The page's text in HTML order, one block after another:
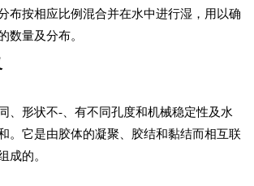
布按相应比例混合并在水中进行湿，用以确
数量及分布。
、形状不-、有不同孔度和机械稳定性及水
。它是由胶体的凝聚、胶结和黏结而相互联
成的。